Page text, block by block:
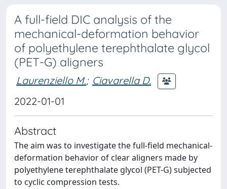
A full-field DIC analysis of the
mechanical-deformation behavior
of polyethylene terephthalate glycol
(PET-G) aligners
Laurenziello M.; Ciavarella D.
2022-01-01
Abstract
The aim was to investigate the full-field mechanical-
deformation behavior of clear aligners made by
polyethylene terephthalate glycol (PET-G) subjected
to cyclic compression tests.